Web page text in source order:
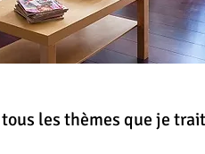
les thèmes que je